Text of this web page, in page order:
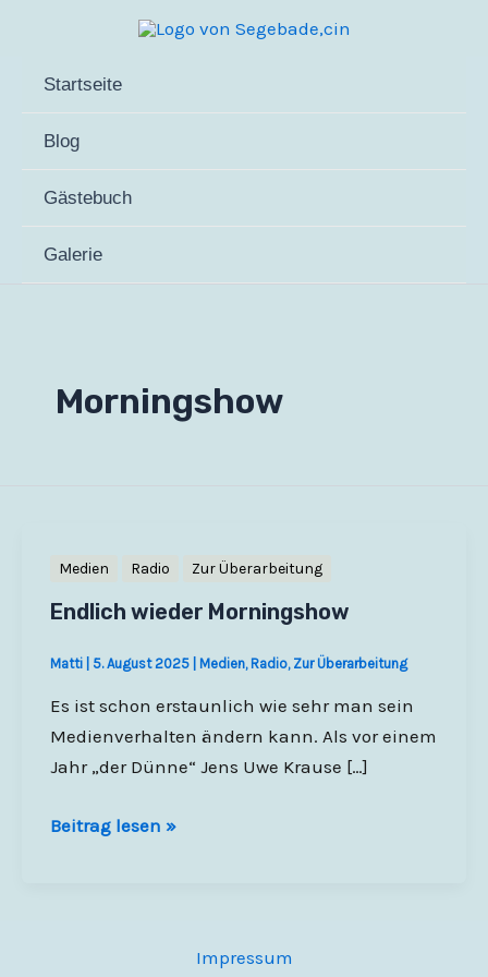
springenStartseite
Blog
Gästebuch
Galerie
Morningshow
Medien Radio Zur Überarbeitung
Endlich wieder Morningshow
Matti 5. August 2025 Medien, Radio, Zur Überarbeitung
Es ist schon erstaunlich wie sehr man sein
Medienverhalten ändern kann. Als vor einem
Jahr „der Dünne“ Jens Uwe Krause […]
Endlich
Beitrag lesen »
Impressum